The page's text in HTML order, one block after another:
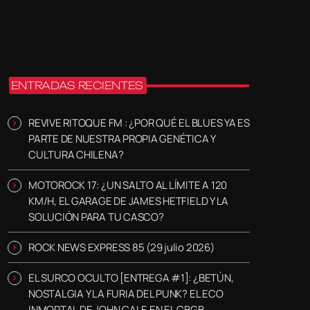
ENTRADAS RECIENTES
REVIVE RITOQUE FM : ¿POR QUÉ EL BLUES YA ES
PARTE DE NUESTRA PROPIA GENÉTICA Y
CULTURA CHILENA?
MOTOROCK 17: ¿UN SALTO AL LÍMITE A 120
KM/H, EL GARAGE DE JAMES HETFIELD Y LA
SOLUCIÓN PARA TU CASCO?
ROCK NEWS EXPRESS 85 (29 julio 2026)
EL SURCO OCULTO [ENTREGA #1]: ¿BETÚN,
NOSTALGIA Y LA FURIA DEL PUNK? EL ECO